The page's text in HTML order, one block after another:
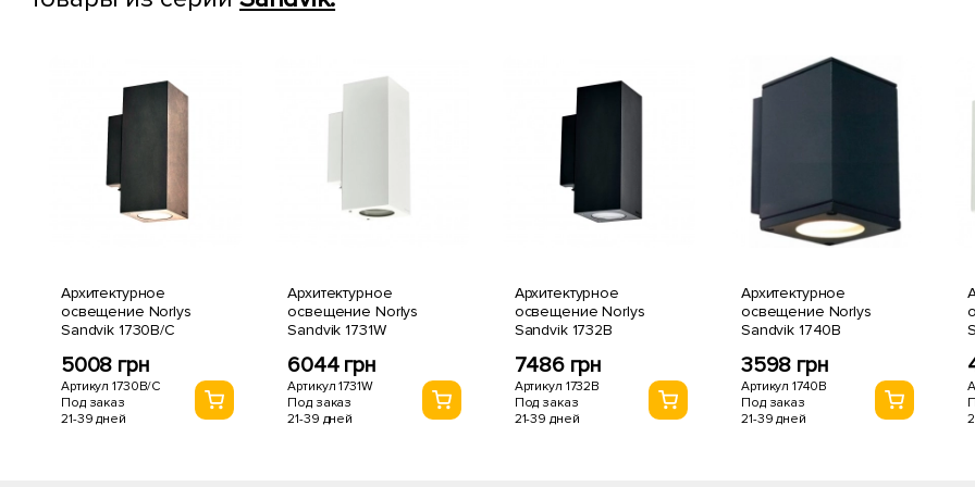
Архитектурное
освещение Norlys
Sandvik 1730B/C
5008 грн
Артикул 1730B/C
Под заказ
21-39 дней
Архитектурное
освещение Norlys
Sandvik 1731W
6044 грн
Артикул 1731W
Под заказ
21-39 дней
Архитектурное
освещение Norlys
Sandvik 1732B
7486 грн
Артикул 1732B
Под заказ
21-39 дней
Архитектурное
освещение Norlys
Sandvik 1740B
3598 грн
Артикул 1740B
Под заказ
21-39 дней